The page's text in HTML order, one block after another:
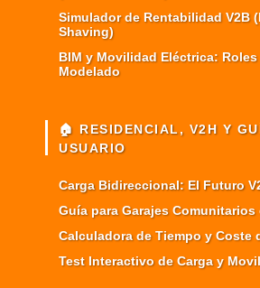
Simulador de Rentabilidad V2B
Shaving)
BIM y Movilidad Eléctrica: Roles
Modelado
🏠 RESIDENCIAL, V2H Y
USUARIO
Carga Bidireccional: El Futuro
Guía para Garajes Comunitarios
Calculadora de Tiempo y Coste
Test Interactivo de Carga y